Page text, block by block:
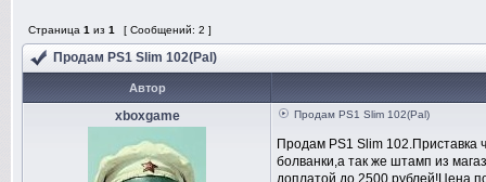
Страница 1 из 1 [ Сообщений: 2 ]
Продам PS1 Slim 102(Pal)
Автор
xboxgame Продам PS1 Slim 102(Pal)
Продам PS1 Slim
болванки,а так же штамп из
доплатой до 2500 рублей!Цена